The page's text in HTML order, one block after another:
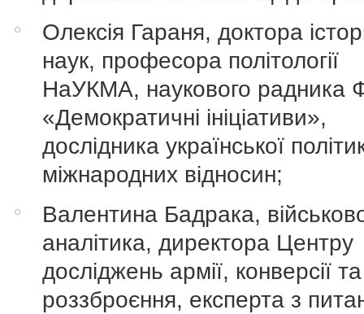
Олексія Гараня, доктора
наук, професора політології
НаУКМА, наукового радника
«Демократичні ініціативи»,
дослідника української
міжнародних відносин;
Валентина Бадрака,
аналітика, директора Центру
досліджень армії, конверсії та
роззброєння, експерта з